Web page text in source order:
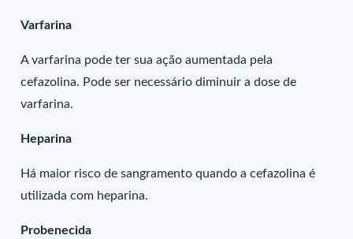
Varfarina
A varfarina pode ter sua ação aumentada pela
cefazolina. Pode ser necessário diminuir a dose de
varfarina.
Heparina
Há maior risco de sangramento quando a cefazolina é
utilizada com heparina.
Probenecida